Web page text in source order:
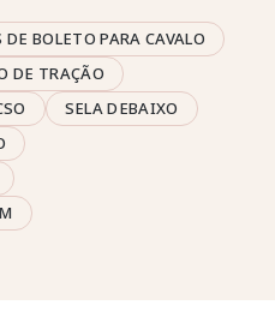
BOLETO PARA CAVALO
DE TRAÇÃO
SELA DEBAIXO